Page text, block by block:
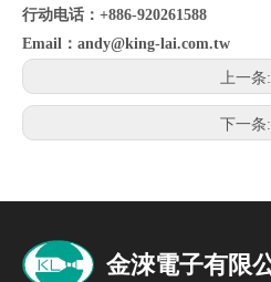
行动电话：+886-920261588
Email： andy@king-lai.com.tw
上一条:
下一条: